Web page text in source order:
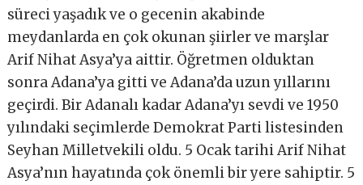
süreci yaşadık ve o gecenin akabinde
meydanlarda en çok okunan şiirler ve marşlar
Arif Nihat Asya’ya aittir. Öğretmen olduktan
sonra Adana’ya gitti ve Adana’da uzun yıllarını
geçirdi. Bir Adanalı kadar Adana’yı sevdi ve 1950
yılındaki seçimlerde Demokrat Parti listesinden
Seyhan Milletvekili oldu. 5 Ocak tarihi Arif Nihat
Asya’nın hayatında çok önemli bir yere sahiptir. 5